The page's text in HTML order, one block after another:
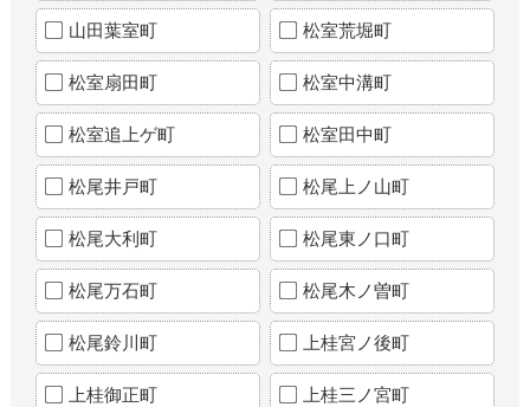
山田葉室町 松室荒堀町
松室扇田町 松室中溝町
松室追上ゲ町 松室田中町
松尾井戸町 松尾上ノ山町
松尾大利町 松尾東ノ口町
松尾万石町 松尾木ノ曽町
松尾鈴川町 上桂宮ノ後町
上桂御正町 上桂三ノ宮町